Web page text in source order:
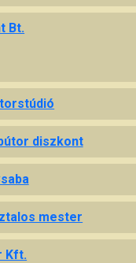
Bt.
diszkont
mester
Kft.